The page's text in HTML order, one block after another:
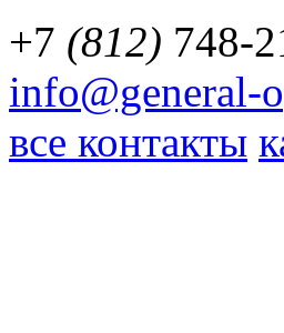
+7 (812) 748-
info@general-
все контакты